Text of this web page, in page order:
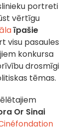
portreti
vērtīgu
īpašie
visu pasaules
konkursa
drosmīgi
tēmas.
Or Sinai